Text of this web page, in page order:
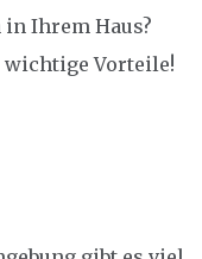
Ihrem Haus?
wichtige Vorteile!